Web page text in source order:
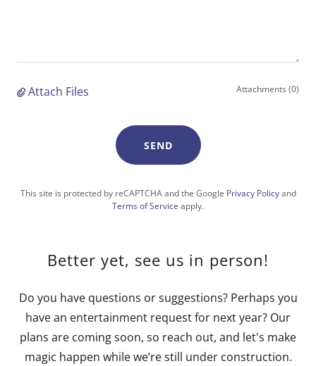
Attach Files Attachments (0)
SEND
This site is protected by reCAPTCHA and the Google Privacy Policyand
Terms of Service apply.
Better yet, see us in person!
Do you have questions or suggestions? Perhaps you
have an entertainment request for next year? Our
plans are coming soon, so reach out, and let's make
magic happen while we’re still under construction.